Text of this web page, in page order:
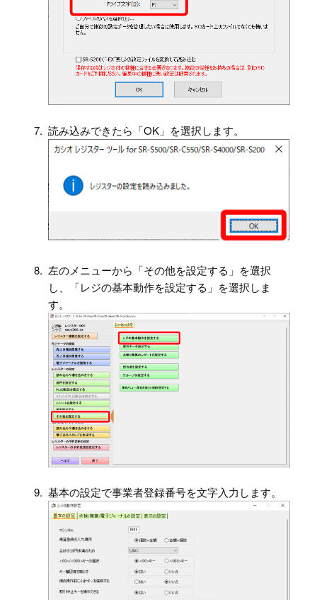
7. 読み込みできたら「OK」を選択します。
8. 左のメニューから「その他を設定する」を選択
し、「レジの基本動作を設定する」を選択しま
す。
9. 基本の設定で事業者登録番号を文字入力します。